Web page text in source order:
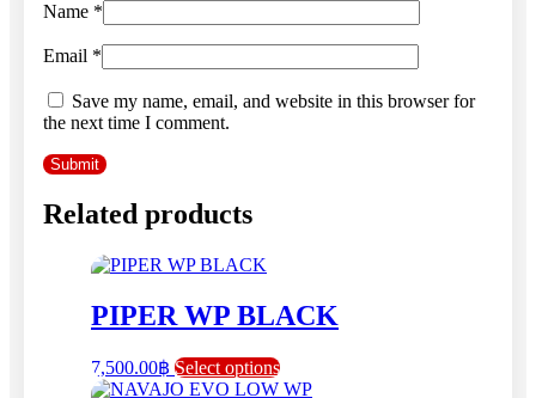
Name *
Email *
Save my name, email, and website in this browser for
the next time I comment.
Related products
PIPER WP BLACK
7,500.00฿ Select optionsThis
product